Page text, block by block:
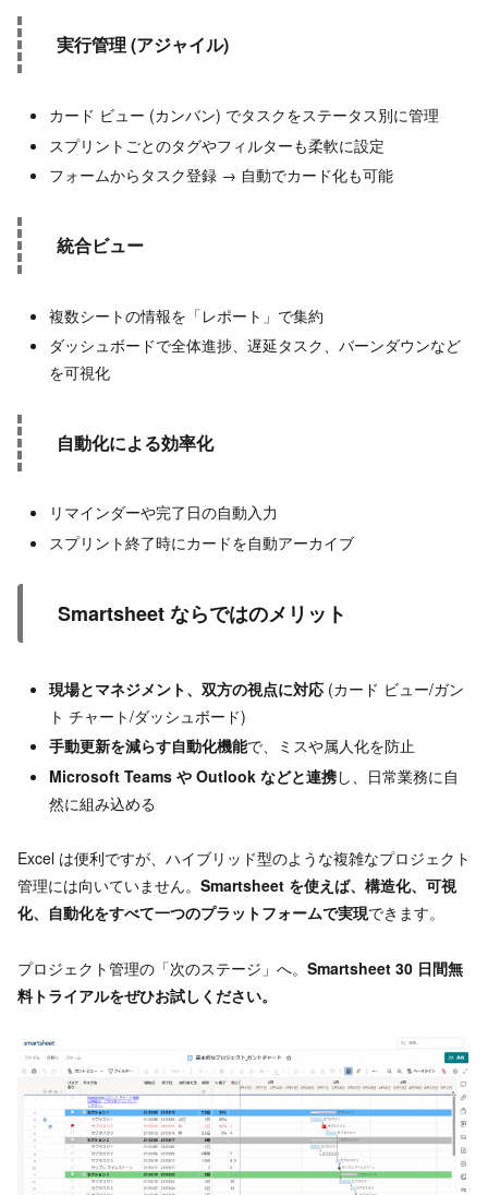
実行管理 (アジャイル)
カード ビュー (カンバン) でタスクをステータス別に管理
スプリントごとのタグやフィルターも柔軟に設定
フォームからタスク登録 → 自動でカード化も可能
統合ビュー
複数シートの情報を「レポート」で集約
ダッシュボードで全体進捗、遅延タスク、バーンダウンなど
を可視化
自動化による効率化
リマインダーや完了日の自動入力
スプリント終了時にカードを自動アーカイブ
Smartsheet ならではのメリット
現場とマネジメント、双方の視点に対応(カード ビュー/ガン
ト チャート/ダッシュボード)
手動更新を減らす自動化機能で、ミスや属人化を防止
Microsoft Teams や Outlook などと連携し、日常業務に自
然に組み込める
Excel は便利ですが、ハイブリッド型のような複雑なプロジェクト
管理には向いていません。 Smartsheet を使えば、構造化、可視
化、自動化をすべて一つのプラットフォームで実現できます。
プロジェクト管理の「次のステージ」へ。 Smartsheet 30 日間無
料トライアルをぜひお試しください。